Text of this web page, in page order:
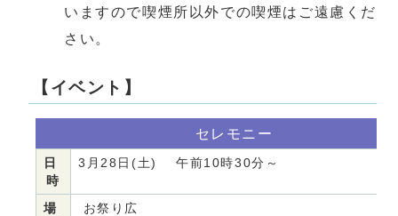
いますので喫煙所以外での喫煙はご遠慮くだ
さい。
【イベント】
セレモニー
日
時
3月28日(土) 午前10時30分～
場
お祭り広